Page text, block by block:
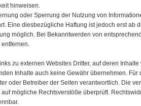
hinweisen.
oder Sperrung der Nutzung von
Eine diesbezügliche Haftung ist jedoch erst ab
möglich. Bei Bekanntwerden von
zu externen Websites Dritter, auf deren
Inhalte auch keine Gewähr übernehmen.
oder Betreiber der Seiten verantwortlich. Die
mögliche Rechtsverstöße überprüft.